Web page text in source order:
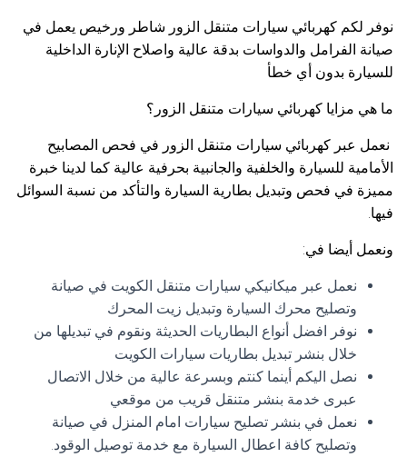
نوفر لكم كهربائي سيارات متنقل الزور شاطر ورخيص يعمل في
صيانة الفرامل والدواسات بدقة عالية واصلاح الإنارة الداخلية
للسيارة بدون أي خطأ
ما هي مزايا كهربائي سيارات متنقل الزور؟
نعمل عبر كهربائي سيارات متنقل الزور في فحص المصابيح
الأمامية للسيارة والخلفية والجانبية بحرفية عالية كما لدينا خبرة
مميزة في فحص وتبديل بطارية السيارة والتأكد من نسبة السوائل
فيها.
ونعمل أيضا في:
نعمل عبر ميكانيكي سيارات متنقل الكويت في صيانة
وتصليح محرك السيارة وتبديل زيت المحرك
نوفر افضل أنواع البطاريات الحديثة ونقوم في تبديلها من
خلال بنشر تبديل بطاريات سيارات الكويت
نصل اليكم أينما كنتم وبسرعة عالية من خلال الاتصال
عبرى خدمة بنشر متنقل قريب من موقعي
نعمل في بنشر تصليح سيارات امام المنزل في صيانة
وتصليح كافة اعطال السيارة مع خدمة توصيل الوقود.